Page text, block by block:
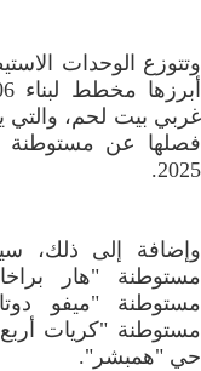
وتتوزع الوحدات
غربي بيت لحم،
فصلها عن
2025.
مستوطنة "كريات
حي "همبشر".